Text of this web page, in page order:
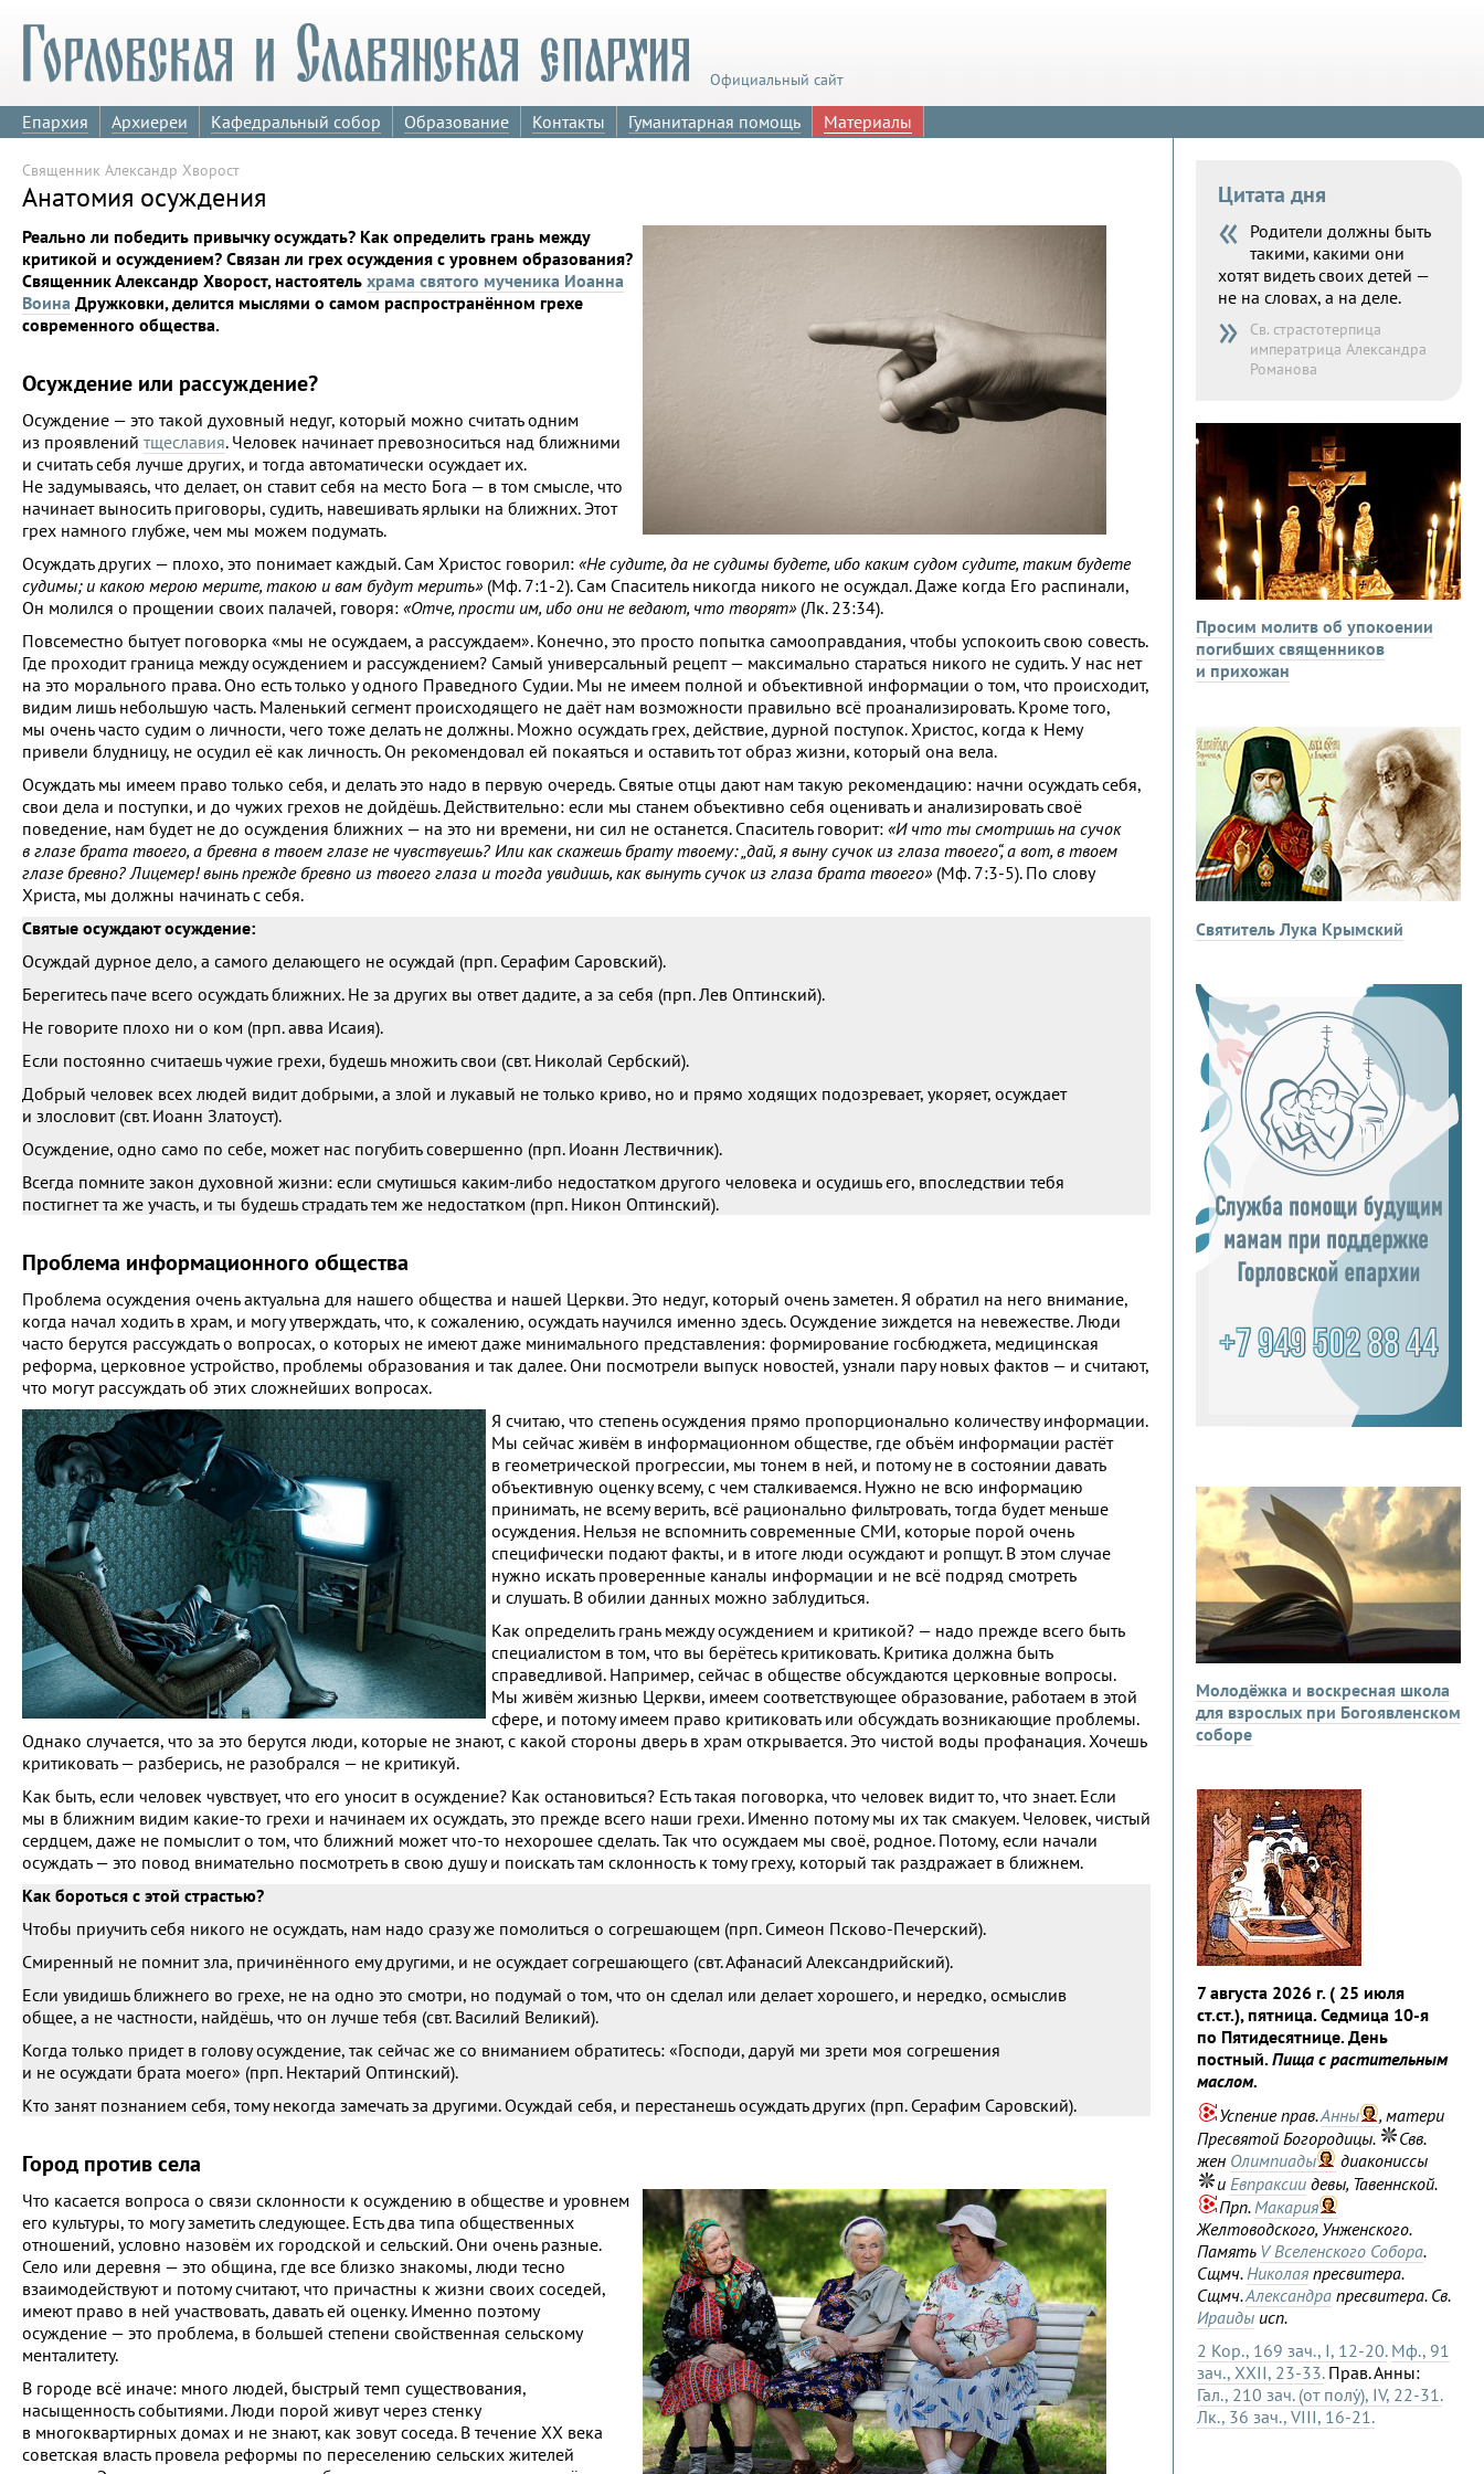
Официальный сайт
Епархия Архиереи Кафедральный собор Образование Контакты Гуманитарная помощь Материалы
Священник Александр Хворост
Анатомия осуждения
Реально ли победить привычку осуждать? Как определить грань между
критикой и осуждением? Связан ли грех осуждения с уровнем образования?
Священник Александр Хворост, настоятель храма святого мученика Иоанна
Воина Дружковки, делится мыслями о самом распространённом грехе
современного общества.
Осуждение или рассуждение?
Осуждение — это такой духовный недуг, который можно считать одним
из проявлений тщеславия. Человек начинает превозноситься над ближними
и считать себя лучше других, и тогда автоматически осуждает их.
Не задумываясь, что делает, он ставит себя на место Бога — в том смысле, что
начинает выносить приговоры, судить, навешивать ярлыки на ближних. Этот
грех намного глубже, чем мы можем подумать.
Осуждать других — плохо, это понимает каждый. Сам Христос говорил: «Не судите, да не судимы будете, ибо каким судом судите, таким будете
судимы; и какою мерою мерите, такою и вам будут мерить»(Мф. 7:1-2). Сам Спаситель никогда никого не осуждал. Даже когда Его распинали,
Он молился о прощении своих палачей, говоря: «Отче, прости им, ибо они не ведают, что творят»(Лк. 23:34).
Повсеместно бытует поговорка «мы не осуждаем, а рассуждаем». Конечно, это просто попытка самооправдания, чтобы успокоить свою совесть.
Где проходит граница между осуждением и рассуждением? Самый универсальный рецепт — максимально стараться никого не судить. У нас нет
на это морального права. Оно есть только у одного Праведного Судии. Мы не имеем полной и объективной информации о том, что происходит,
видим лишь небольшую часть. Маленький сегмент происходящего не даёт нам возможности правильно всё проанализировать. Кроме того,
мы очень часто судим о личности, чего тоже делать не должны. Можно осуждать грех, действие, дурной поступок. Христос, когда к Нему
привели блудницу, не осудил её как личность. Он рекомендовал ей покаяться и оставить тот образ жизни, который она вела.
Осуждать мы имеем право только себя, и делать это надо в первую очередь. Святые отцы дают нам такую рекомендацию: начни осуждать себя,
свои дела и поступки, и до чужих грехов не дойдёшь. Действительно: если мы станем объективно себя оценивать и анализировать своё
поведение, нам будет не до осуждения ближних — на это ни времени, ни сил не останется. Спаситель говорит: «И что ты смотришь на сучок
в глазе брата твоего, а бревна в твоем глазе не чувствуешь? Или как скажешь брату твоему: „дай, я выну сучок из глаза твоего“, а вот, в твоем
глазе бревно? Лицемер! вынь прежде бревно из твоего глаза и тогда увидишь, как вынуть сучок из глаза брата твоего»(Мф. 7:3-5). По слову
Христа, мы должны начинать с себя.
Святые осуждают осуждение:
Осуждай дурное дело, а самого делающего не осуждай (прп. Серафим Саровский).
Берегитесь паче всего осуждать ближних. Не за других вы ответ дадите, а за себя (прп. Лев Оптинский).
Не говорите плохо ни о ком (прп. авва Исаия).
Если постоянно считаешь чужие грехи, будешь множить свои (свт. Николай Сербский).
Добрый человек всех людей видит добрыми, а злой и лукавый не только криво, но и прямо ходящих подозревает, укоряет, осуждает
и злословит (свт. Иоанн Златоуст).
Осуждение, одно само по себе, может нас погубить совершенно (прп. Иоанн Лествичник).
Всегда помните закон духовной жизни: если смутишься каким-либо недостатком другого человека и осудишь его, впоследствии тебя
постигнет та же участь, и ты будешь страдать тем же недостатком (прп. Никон Оптинский).
Проблема информационного общества
Проблема осуждения очень актуальна для нашего общества и нашей Церкви. Это недуг, который очень заметен. Я обратил на него внимание,
когда начал ходить в храм, и могу утверждать, что, к сожалению, осуждать научился именно здесь. Осуждение зиждется на невежестве. Люди
часто берутся рассуждать о вопросах, о которых не имеют даже минимального представления: формирование госбюджета, медицинская
реформа, церковное устройство, проблемы образования и так далее. Они посмотрели выпуск новостей, узнали пару новых фактов — и считают,
что могут рассуждать об этих сложнейших вопросах.
Я считаю, что степень осуждения прямо пропорционально количеству информации.
Мы сейчас живём в информационном обществе, где объём информации растёт
в геометрической прогрессии, мы тонем в ней, и потому не в состоянии давать
объективную оценку всему, с чем сталкиваемся. Нужно не всю информацию
принимать, не всему верить, всё рационально фильтровать, тогда будет меньше
осуждения. Нельзя не вспомнить современные СМИ, которые порой очень
специфически подают факты, и в итоге люди осуждают и ропщут. В этом случае
нужно искать проверенные каналы информации и не всё подряд смотреть
и слушать. В обилии данных можно заблудиться.
Как определить грань между осуждением и критикой? — надо прежде всего быть
специалистом в том, что вы берётесь критиковать. Критика должна быть
справедливой. Например, сейчас в обществе обсуждаются церковные вопросы.
Мы живём жизнью Церкви, имеем соответствующее образование, работаем в этой
сфере, и потому имеем право критиковать или обсуждать возникающие проблемы.
Однако случается, что за это берутся люди, которые не знают, с какой стороны дверь в храм открывается. Это чистой воды профанация. Хочешь
критиковать — разберись, не разобрался — не критикуй.
Как быть, если человек чувствует, что его уносит в осуждение? Как остановиться? Есть такая поговорка, что человек видит то, что знает. Если
мы в ближним видим какие-то грехи и начинаем их осуждать, это прежде всего наши грехи. Именно потому мы их так смакуем. Человек, чистый
сердцем, даже не помыслит о том, что ближний может что-то нехорошее сделать. Так что осуждаем мы своё, родное. Потому, если начали
осуждать — это повод внимательно посмотреть в свою душу и поискать там склонность к тому греху, который так раздражает в ближнем.
Как бороться с этой страстью?
Чтобы приучить себя никого не осуждать, нам надо сразу же помолиться о согрешающем (прп. Симеон Псково-Печерский).
Смиренный не помнит зла, причинённого ему другими, и не осуждает согрешающего (свт. Афанасий Александрийский).
Если увидишь ближнего во грехе, не на одно это смотри, но подумай о том, что он сделал или делает хорошего, и нередко, осмыслив
общее, а не частности, найдёшь, что он лучше тебя (свт. Василий Великий).
Когда только придет в голову осуждение, так сейчас же со вниманием обратитесь: «Господи, даруй ми зрети моя согрешения
и не осуждати брата моего» (прп. Нектарий Оптинский).
Кто занят познанием себя, тому некогда замечать за другими. Осуждай себя, и перестанешь осуждать других (прп. Серафим Саровский).
Город против села
Что касается вопроса о связи склонности к осуждению в обществе и уровнем
его культуры, то могу заметить следующее. Есть два типа общественных
отношений, условно назовём их городской и сельский. Они очень разные.
Село или деревня — это община, где все близко знакомы, люди тесно
взаимодействуют и потому считают, что причастны к жизни своих соседей,
имеют право в ней участвовать, давать ей оценку. Именно поэтому
осуждение — это проблема, в большей степени свойственная сельскому
менталитету.
В городе всё иначе: много людей, быстрый темп существования,
насыщенность событиями. Люди порой живут через стенку
в многоквартирных домах и не знают, как зовут соседа. В течение ХХ века
советская власть провела реформы по переселению сельских жителей
Цитата дня
« Родители должны быть
такими, какими они
хотят видеть своих детей —
не на словах, а на деле.
»
Св. страстотерпица
императрица Александра
Романова
Просим молитв об упокоении
погибших священников
и прихожан
Святитель Лука Крымский
Молодёжка и воскресная школа
для взрослых при Богоявленском
соборе
7 августа 2026 г. ( 25 июля
ст.ст.), пятница. Седмица 10-я
по Пятидесятнице. День
постный.Пища с растительным
маслом.
Успение прав.Анны
, матери
Пресвятой Богородицы.
Свв.
жен Олимпиады
диакониссы
и Евпраксии девы, Тавеннской.
Прп.Макария
Желтоводского, Унженского.
Память V Вселенского Собора.
Сщмч.Николая пресвитера.
Сщмч.Александра пресвитера. Св.
Ираиды исп.
2 Кор., 169 зач., I, 12-20. Мф., 91
зач., XXII, 23-33.Прав. Анны:
Гал., 210 зач. (от полу́), IV, 22-31.
Лк., 36 зач., VIII, 16-21.